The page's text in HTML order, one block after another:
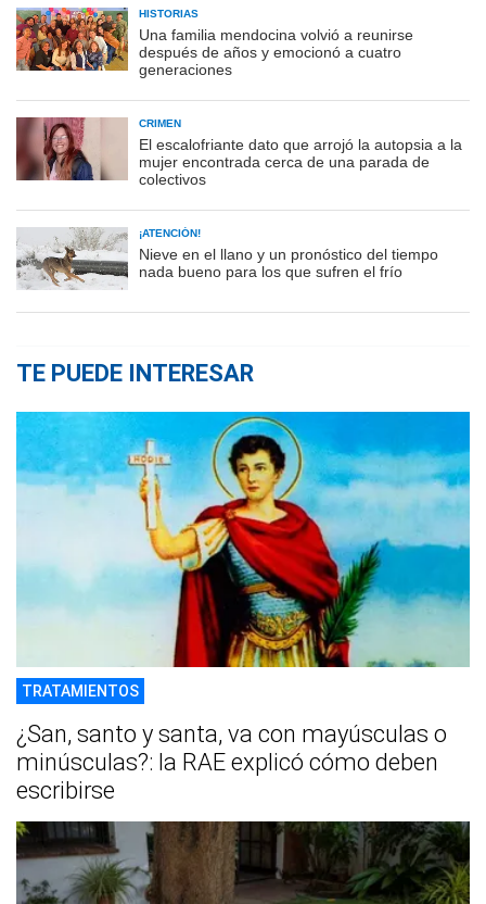
HISTORIAS
Una familia mendocina volvió a reunirse
después de años y emocionó a cuatro
generaciones
CRIMEN
El escalofriante dato que arrojó la autopsia a la
mujer encontrada cerca de una parada de
colectivos
¡ATENCIÓN!
Nieve en el llano y un pronóstico del tiempo
nada bueno para los que sufren el frío
TE PUEDE INTERESAR
TRATAMIENTOS
¿San, santo y santa, va con mayúsculas o
minúsculas?: la RAE explicó cómo deben
escribirse